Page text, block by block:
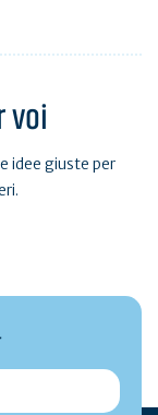
voi
idee giuste per